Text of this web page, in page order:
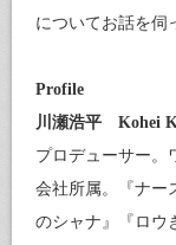
についてお話を伺
Profile
川瀬浩平 Kohei
プロデューサー。
会社所属。『ナー
のシャナ』『ロウ